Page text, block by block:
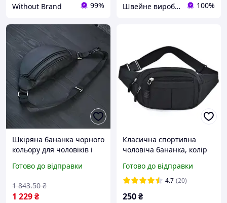
Without Brand 99% Швейне виробництво сумково-рюкзачної та термопродукції 100%
Шкіряна бананка чорного
кольору для чоловіків і
кишенями для
речей FLAME
Готово до відправки
1 229₴
1 843.50 ₴
Класична спортивна
чоловіча бананка, колір
Готово до відправки
4.7 (20)
250₴